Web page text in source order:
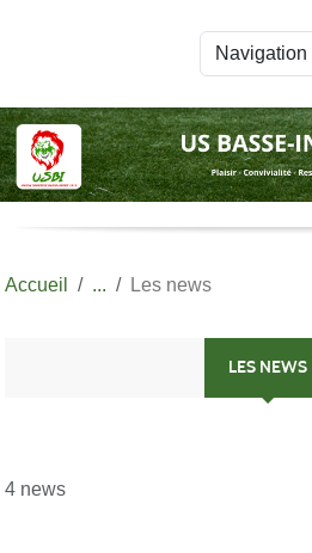
Accueil Les news
LES NEWS
4 news